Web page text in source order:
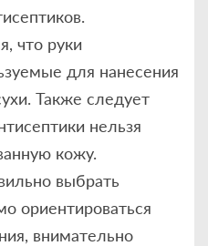
что руки
для нанесения
Также следует
нельзя
кожу.
выбрать
ориентироваться
внимательно